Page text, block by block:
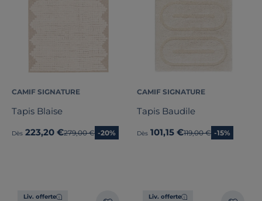
CAMIF SIGNATURE
Tapis Blaise
Dès 223,20 €Ancien prix
279,00 € -20%
CAMIF SIGNATURE
Tapis Baudile
Dès 101,15 €Ancien prix
119,00 € -15%
Liv. offerte Liv. offerte